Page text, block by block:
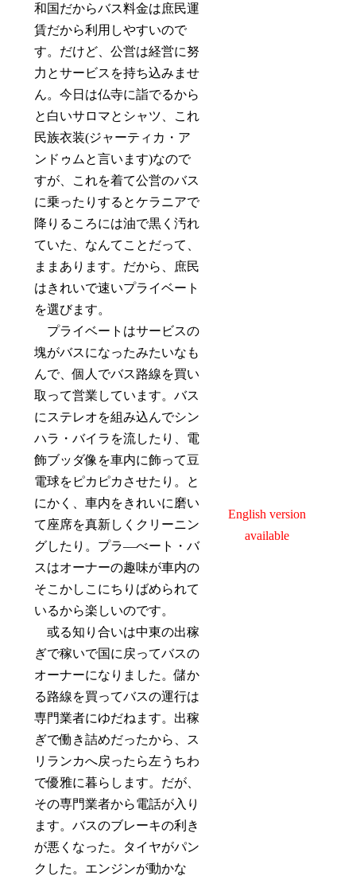
English version
available
和国だからバス料金は庶民運
賃だから利用しやすいので
す。だけど、公営は経営に努
力とサービスを持ち込みませ
ん。今日は仏寺に詣でるから
と白いサロマとシャツ、これ
民族衣装(ジャーティカ・ア
ンドゥムと言います)なので
すが、これを着て公営のバス
に乗ったりするとケラニアで
降りるころには油で黒く汚れ
ていた、なんてことだって、
ままあります。だから、庶民
はきれいで速いプライベート
を選びます。
プライベートはサービスの
塊がバスになったみたいなも
んで、個人でバス路線を買い
取って営業しています。バス
にステレオを組み込んでシン
ハラ・バイラを流したり、電
飾ブッダ像を車内に飾って豆
電球をピカピカさせたり。と
にかく、車内をきれいに磨い
て座席を真新しくクリーニン
グしたり。プラ―べート・バ
スはオーナーの趣味が車内の
そこかしこにちりばめられて
いるから楽しいのです。
或る知り合いは中東の出稼
ぎで稼いで国に戻ってバスの
オーナーになりました。儲か
る路線を買ってバスの運行は
専門業者にゆだねます。出稼
ぎで働き詰めだったから、ス
リランカへ戻ったら左うちわ
で優雅に暮らします。だが、
その専門業者から電話が入り
ます。バスのブレーキの利き
が悪くなった。タイヤがパン
クした。エンジンが動かな